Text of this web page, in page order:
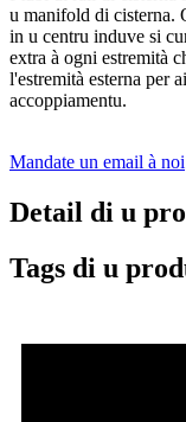
u manifold di cisterna.
in u centru induve si
extra à ogni estremità
l'estremità esterna per
accoppiamentu.
Mandate un email à noi
Detail di u
Tags di u